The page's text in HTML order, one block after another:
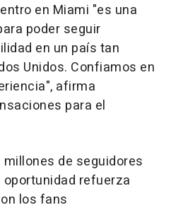
en Miami "es una
poder seguir
en un país tan
Unidos. Confiamos en
afirma
para el
de seguidores
refuerza
los fans